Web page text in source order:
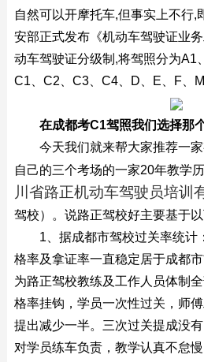
自然可以开摩托车,但事实上不行
安部正式发布《机动车驾驶证业
动车驾驶证分级制,将驾照分为A1
C1、C2、C3、C4、D、E、F、
在成都考C1驾照我们选择那
今天我们就来帮大家推荐一
自己的三个考场的一家20年教
川省路正机动车驾驶员培训
驾校）。说路正驾校好主要基于以
1、据成都市驾校过关率统计
格率及拿证率一直稳定居于成都
为路正驾校教练及工作人员体制
格率挂钩，学员一次性过关，师
提出减少一半。三次过关提成没
对学员练车负责，教学认真不怠